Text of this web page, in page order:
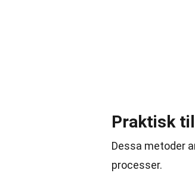
Praktisk
Dessa metoder
processer.